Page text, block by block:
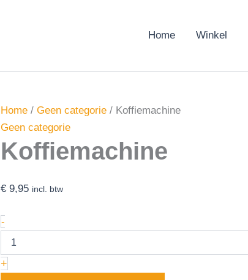
Home Winkel
Home / Geen categorie / Koffiemachine
Geen categorie
Koffiemachine
€ 9,95 incl. btw
-
+